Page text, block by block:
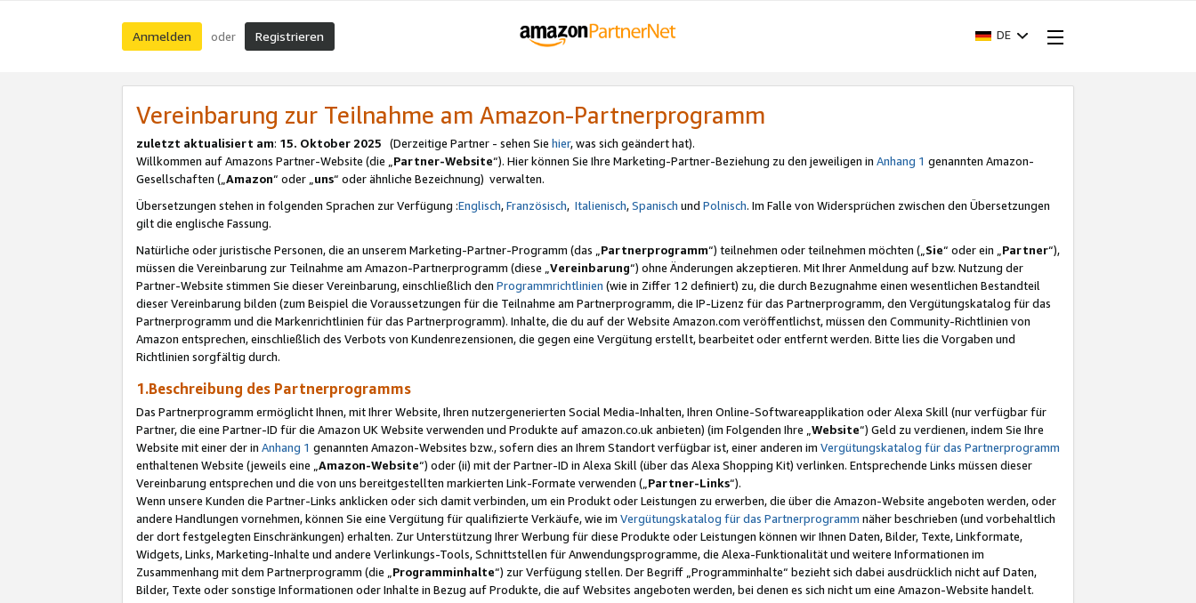
Anmelden oder Registrieren DE
Vereinbarung zur Teilnahme am Amazon-Partnerprogramm
zuletzt aktualisiert am: 15. Oktober 2025 (Derzeitige Partner - sehen Sie hier, was sich geändert hat).
Willkommen auf Amazons Partner-Website (die „Partner-Website“). Hier können Sie Ihre Marketing-Partner-Beziehung zu den jeweiligen in Anhang 1 genannten Amazon-
Gesellschaften („Amazon“ oder „uns“ oder ähnliche Bezeichnung) verwalten.
Übersetzungen stehen in folgenden Sprachen zur Verfügung :Englisch,Französisch, Italienisch,Spanisch und Polnisch. Im Falle von Widersprüchen zwischen den Übersetzungen
gilt die englische Fassung.
Natürliche oder juristische Personen, die an unserem Marketing-Partner-Programm (das „Partnerprogramm“) teilnehmen oder teilnehmen möchten („Sie“ oder ein „Partner“),
müssen die Vereinbarung zur Teilnahme am Amazon-Partnerprogramm (diese „Vereinbarung“) ohne Änderungen akzeptieren. Mit Ihrer Anmeldung auf bzw. Nutzung der
Partner-Website stimmen Sie dieser Vereinbarung, einschließlich den Programmrichtlinien (wie in Ziffer 12 definiert) zu, die durch Bezugnahme einen wesentlichen Bestandteil
dieser Vereinbarung bilden (zum Beispiel die Voraussetzungen für die Teilnahme am Partnerprogramm, die IP-Lizenz für das Partnerprogramm, den Vergütungskatalog für das
Partnerprogramm und die Markenrichtlinien für das Partnerprogramm). Inhalte, die du auf der Website Amazon.com veröffentlichst, müssen den Community-Richtlinien von
Amazon entsprechen, einschließlich des Verbots von Kundenrezensionen, die gegen eine Vergütung erstellt, bearbeitet oder entfernt werden. Bitte lies die Vorgaben und
Richtlinien sorgfältig durch.
1.Beschreibung des Partnerprogramms
Das Partnerprogramm ermöglicht Ihnen, mit Ihrer Website, Ihren nutzergenerierten Social Media-Inhalten, Ihren Online-Softwareapplikation oder Alexa Skill (nur verfügbar für
Partner, die eine Partner-ID für die Amazon UK Website verwenden und Produkte auf amazon.co.uk anbieten) (im Folgenden Ihre „ Website“) Geld zu verdienen, indem Sie Ihre
Website mit einer der in Anhang 1 genannten Amazon-Websites bzw., sofern dies an Ihrem Standort verfügbar ist, einer anderen im Vergütungskatalog für das Partnerprogramm
enthaltenen Website (jeweils eine „ Amazon-Website“) oder (ii) mit der Partner-ID in Alexa Skill (über das Alexa Shopping Kit) verlinken. Entsprechende Links müssen dieser
Vereinbarung entsprechen und die von uns bereitgestellten markierten Link-Formate verwenden („ Partner-Links“).
Wenn unsere Kunden die Partner-Links anklicken oder sich damit verbinden, um ein Produkt oder Leistungen zu erwerben, die über die Amazon-Website angeboten werden, oder
andere Handlungen vornehmen, können Sie eine Vergütung für qualifizierte Verkäufe, wie im Vergütungskatalog für das Partnerprogramm näher beschrieben (und vorbehaltlich
der dort festgelegten Einschränkungen) erhalten. Zur Unterstützung Ihrer Werbung für diese Produkte oder Leistungen können wir Ihnen Daten, Bilder, Texte, Linkformate,
Widgets, Links, Marketing-Inhalte und andere Verlinkungs-Tools, Schnittstellen für Anwendungsprogramme, die Alexa-Funktionalität und weitere Informationen im
Zusammenhang mit dem Partnerprogramm (die „ Programminhalte“) zur Verfügung stellen. Der Begriff „Programminhalte“ bezieht sich dabei ausdrücklich nicht auf Daten,
Bilder, Texte oder sonstige Informationen oder Inhalte in Bezug auf Produkte, die auf Websites angeboten werden, bei denen es sich nicht um eine Amazon-Website handelt.